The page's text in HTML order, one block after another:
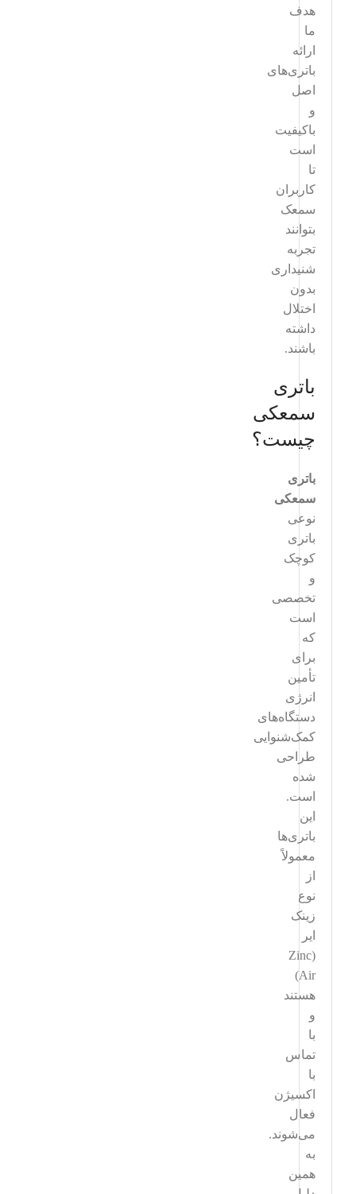
هدف
ما
ارائه
باتری‌های
اصل
و
باکیفیت
است
تا
کاربران
سمعک
بتوانند
تجربه
شنیداری
بدون
اختلال
داشته
باشند.
باتری
سمعکی
چیست؟
باتری
سمعکی
نوعی
باتری
کوچک
و
تخصصی
است
که
برای
تأمین
انرژی
دستگاه‌های
کمک‌شنوایی
طراحی
شده
است.
این
باتری‌ها
معمولاً
از
نوع
زینک
ایر
(Zinc
Air)
هستند
و
با
تماس
با
اکسیژن
فعال
می‌شوند.
به
همین